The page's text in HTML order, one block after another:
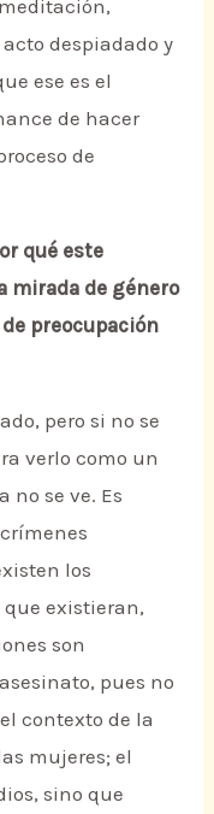
despiadado y
ese es el
de hacer
de
qué este
mirada de género
preocupación
pero si no se
verlo como un
no se ve. Es
los
que existieran,
son
pues no
contexto de la
mujeres; el
sino que